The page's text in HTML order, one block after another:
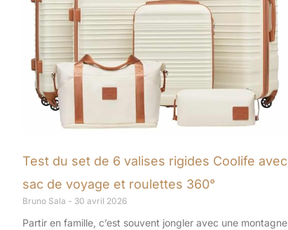
Test du set de 6 valises rigides Coolife avec
sac de voyage et roulettes 360°
Bruno Sala 30 avril 2026
Partir en famille, c’est souvent jongler avec une montagne